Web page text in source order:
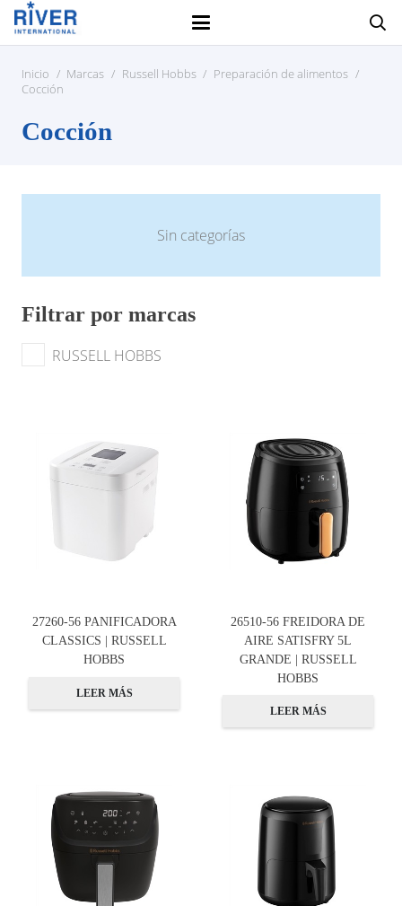
Inicio / Marcas / Russell Hobbs / Preparación de alimentos /
Cocción
Cocción
Sin categorías
Filtrar por marcas
RUSSELL HOBBS
27260-56 PANIFICADORA
CLASSICS | RUSSELL
HOBBS
LEER MÁS
26510-56 FREIDORA DE
AIRE SATISFRY 5L
GRANDE | RUSSELL
HOBBS
LEER MÁS